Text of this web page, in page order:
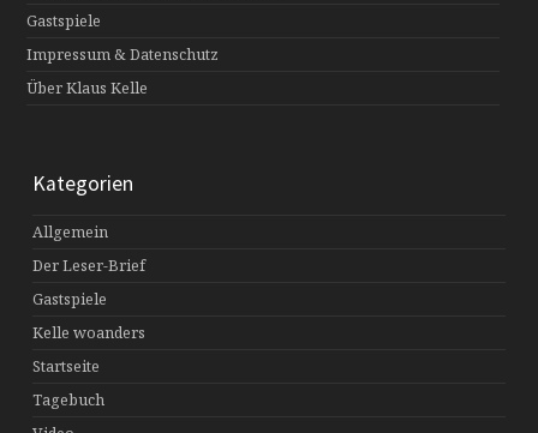
Gastspiele
Impressum & Datenschutz
Über Klaus Kelle
Kategorien
Allgemein
Der Leser-Brief
Gastspiele
Kelle woanders
Startseite
Tagebuch